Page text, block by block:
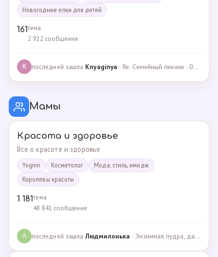
Новогодние елки для детей
161тема
2 922 сообщения
K последней зашла Knyaginya · Re: Семейный пикник · 07.05.2025
Мамы
Красота и здоровье
Все о красоте и здоровье
Yoginn Косметолог
Мода, стиль, имидж
Королевы красоты
1 181тема
48 841 сообщение
Л последней зашлаЛюдмилонькa · Энзимная пудра, да или нет? · 29.06.2025